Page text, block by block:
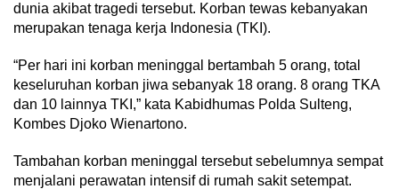
dunia akibat tragedi tersebut. Korban tewas kebanyakan
merupakan tenaga kerja Indonesia (TKI).
“Per hari ini korban meninggal bertambah 5 orang, total
keseluruhan korban jiwa sebanyak 18 orang. 8 orang TKA
dan 10 lainnya TKI,” kata Kabidhumas Polda Sulteng,
Kombes Djoko Wienartono.
Tambahan korban meninggal tersebut sebelumnya sempat
menjalani perawatan intensif di rumah sakit setempat.